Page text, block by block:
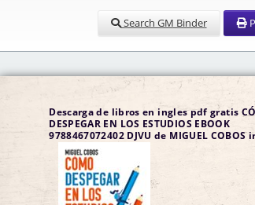
Search GM Binder
Descarga de libros en ingles pdf gratis
DESPEGAR EN LOS ESTUDIOS EBOOK
9788467072402 DJVU de MIGUEL COBOS